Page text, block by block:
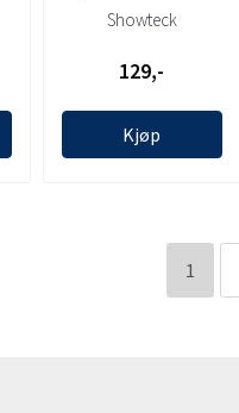
(Grey) 0.3x87cm
Showteck
129,-
Kjøp
1